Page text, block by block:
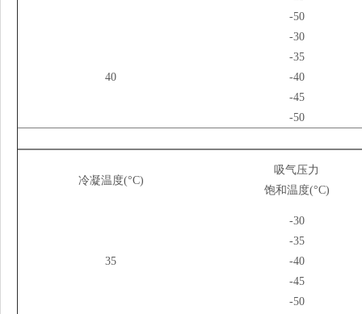
-50
40
-30
-35
-40
-45
-50
冷凝温度(°C)
吸气压力
饱和温度(°C)
35
-30
-35
-40
-45
-50